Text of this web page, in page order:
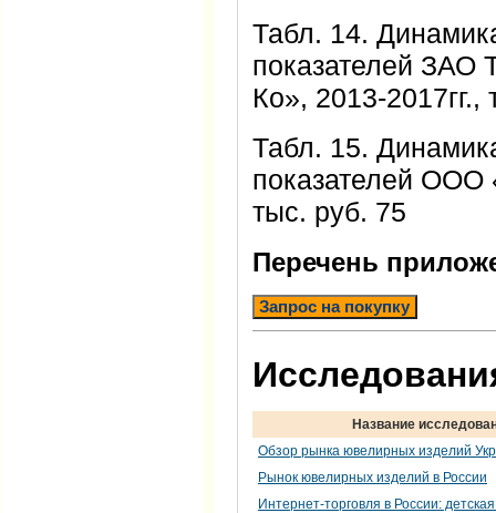
Табл. 14.
показателей ЗАО
Ко», 2013-2017гг.,
Табл. 15.
показателей ООО
тыс. руб. 75
Перечень
Запрос на покупку
Название
Обзор рынка ювелирных изделий
Рынок ювелирных изделий в России
Интернет-торговля в России: